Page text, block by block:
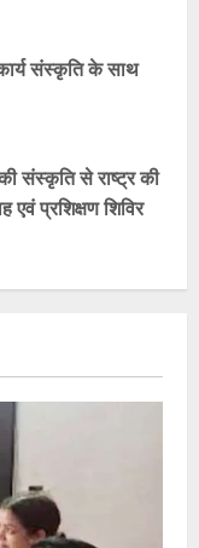
संस्कृति के साथ
की संस्कृति से राष्ट्र की
एवं प्रशिक्षण शिविर